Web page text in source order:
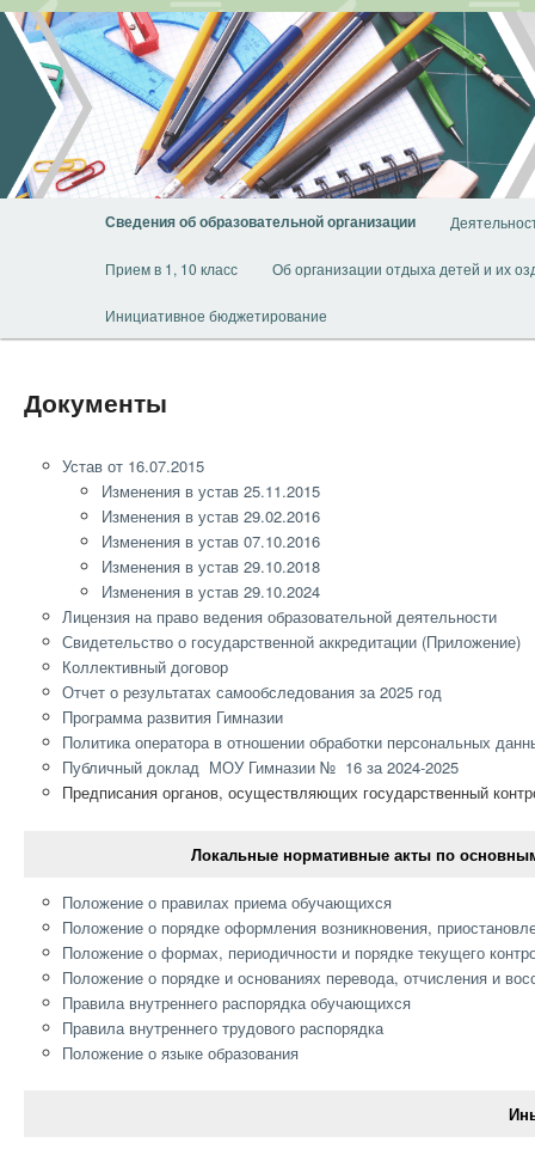
Перейти
основному
содержимому
Сведения об образовательной организации
Прием в 1, 10 класс Об организации отдыха детей и их
Инициативное бюджетирование
Документы
Устав от 16.07.2015
Изменения в устав 25.11.2015
Изменения в устав 29.02.2016
Изменения в устав 07.10.2016
Изменения в устав 29.10.2018
Изменения в устав 29.10.2024
Лицензия на право ведения образовательной деятельности
Свидетельство о государственной аккредитации (Приложение)
Коллективный договор
Отчет о результатах самообследования за 2025 год
Программа развития Гимназии
Политика оператора в отношении обработки персональных
Публичный доклад МОУ Гимназии № 16 за 2024-2025
Предписания органов, осуществляющих государственный
Локальные нормативные акты по
Положение о правилах приема обучающихся
Положение о порядке оформления возникновения,
Положение о формах, периодичности и порядке текущего
Положение о порядке и основаниях перевода, отчисления и
Правила внутреннего распорядка обучающихся
Правила внутреннего трудового распорядка
Положение о языке образования